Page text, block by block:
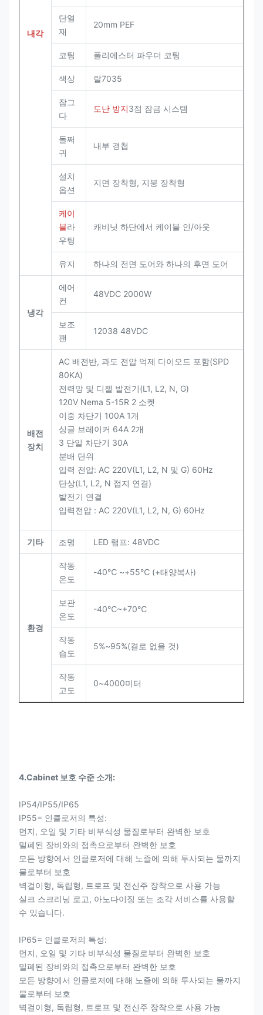
내각
단열
재
20mm PEF
코팅 폴리에스터 파우더 코팅
색상 랄7035
잠그
다
도난 방지3점 잠금 시스템
돌쩌
귀
내부 경첩
설치
옵션
지면 장착형, 지붕 장착형
케이
블라
우팅
캐비닛 하단에서 케이블 인/아웃
유지 하나의 전면 도어와 하나의 후면 도어
냉각
에어
컨
48VDC 2000W
보조
팬
12038 48VDC
배전
장치
AC 배전반, 과도 전압 억제 다이오드 포함(SPD
80KA)
전력망 및 디젤 발전기(L1, L2, N, G)
120V Nema 5-15R 2 소켓
이중 차단기 100A 1개
싱글 브레이커 64A 2개
3 단일 차단기 30A
분배 단위
입력 전압: AC 220V(L1, L2, N 및 G) 60Hz
단상(L1, L2, N 접지 연결)
발전기 연결
입력전압 : AC 220V(L1, L2, N, G) 60Hz
기타 조명 LED 램프: 48VDC
환경
작동
온도
-40℃ ~+55℃ (+태양복사)
보관
온도
-40℃~+70℃
작동
습도
5%~95%(결로 없을 것)
작동
고도
0~4000미터
4.Cabinet 보호 수준 소개:
IP54/IP55/IP65
IP55= 인클로저의 특성:
먼지, 오일 및 기타 비부식성 물질로부터 완벽한 보호
밀폐된 장비와의 접촉으로부터 완벽한 보호
모든 방향에서 인클로저에 대해 노즐에 의해 투사되는 물까지
물로부터 보호
벽걸이형, 독립형, 트로프 및 전신주 장착으로 사용 가능
실크 스크리닝 로고, 아노다이징 또는 조각 서비스를 사용할
수 있습니다.
IP65= 인클로저의 특성:
먼지, 오일 및 기타 비부식성 물질로부터 완벽한 보호
밀폐된 장비와의 접촉으로부터 완벽한 보호
모든 방향에서 인클로저에 대해 노즐에 의해 투사되는 물까지
물로부터 보호
벽걸이형, 독립형, 트로프 및 전신주 장착으로 사용 가능